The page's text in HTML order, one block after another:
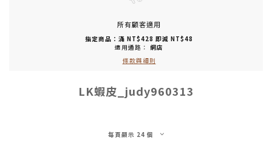
所有顧客適用
指定商品：滿 NT$428 即減 NT$48
適用通路： 網店
條款與細則
LK蝦皮_judy960313
每頁顯示 24 個